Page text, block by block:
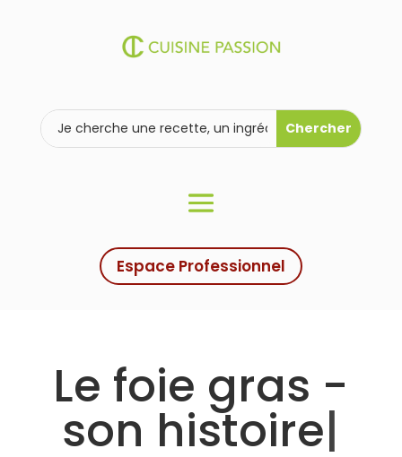
Espace Professionnel
Le foie gras -
son histoire|